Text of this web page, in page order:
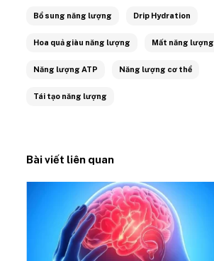
Bổ sung năng lượng Drip Hydration
Hoa quả giàu năng lượng Mất năng lượng
Năng lượng ATP Năng lượng cơ thể
Tái tạo năng lượng
Bài viết liên quan